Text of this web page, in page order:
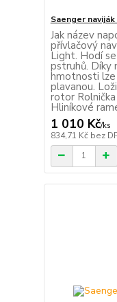
Saenger
Jak název
přívlačový
Light. Hodí
pstruhů. Díky
hmotnosti lze
plavanou.
rotor
Hliníkové
1 010 Kč/ks
834,71 Kč bez